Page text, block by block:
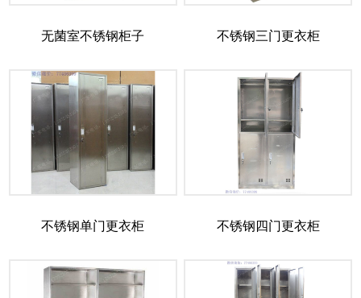
无菌室不锈钢柜子 不锈钢三门更衣柜
不锈钢单门更衣柜 不锈钢四门更衣柜